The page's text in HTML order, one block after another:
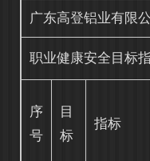
广东高登铝业有限
职业健康安全目标
序
号
目
标
指标